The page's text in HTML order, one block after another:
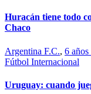
Huracán tiene todo
Chaco
Argentina F.C., 6 años
Fútbol Internacional
Uruguay: cuando